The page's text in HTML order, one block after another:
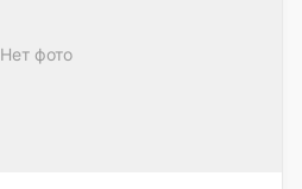
Нет фото